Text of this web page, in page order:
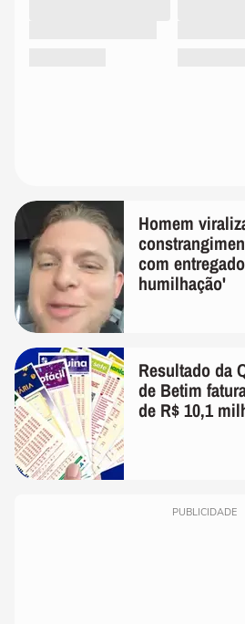
Homem
com
humilhação'
Resultado da
de Betim
de R$ 10,1
PUBLICIDADE